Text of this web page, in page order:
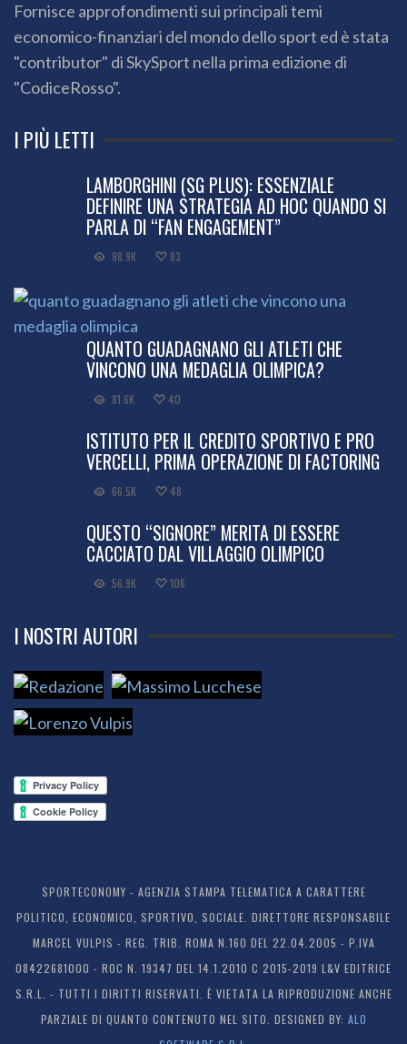
Fornisce approfondimenti sui principali temi
economico-finanziari del mondo dello sport ed è stata
"contributor" di SkySport nella prima edizione di
"CodiceRosso".
I PIÙ LETTI
LAMBORGHINI (SG PLUS): ESSENZIALE
DEFINIRE UNA STRATEGIA AD HOC QUANDO SI
PARLA DI “FAN ENGAGEMENT”
98.9K 83
QUANTO GUADAGNANO GLI ATLETI CHE
VINCONO UNA MEDAGLIA OLIMPICA?
81.6K 40
ISTITUTO PER IL CREDITO SPORTIVO E PRO
VERCELLI, PRIMA OPERAZIONE DI FACTORING
66.5K 48
QUESTO “SIGNORE” MERITA DI ESSERE
CACCIATO DAL VILLAGGIO OLIMPICO
56.9K 106
I NOSTRI AUTORI
SPORTECONOMY - AGENZIA STAMPA TELEMATICA A CARATTERE
POLITICO, ECONOMICO, SPORTIVO, SOCIALE. DIRETTORE RESPONSABILE
MARCEL VULPIS - REG. TRIB. ROMA N.160 DEL 22.04.2005 - P.IVA
08422681000 - ROC N. 19347 DEL 14.1.2010 C 2015-2019 L&V EDITRICE
S.R.L. - TUTTI I DIRITTI RISERVATI. È VIETATA LA RIPRODUZIONE ANCHE
PARZIALE DI QUANTO CONTENUTO NEL SITO. DESIGNED BY: ALO